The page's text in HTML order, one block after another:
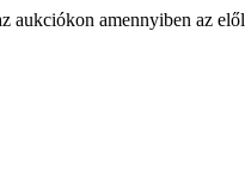
aukciókon amennyiben az